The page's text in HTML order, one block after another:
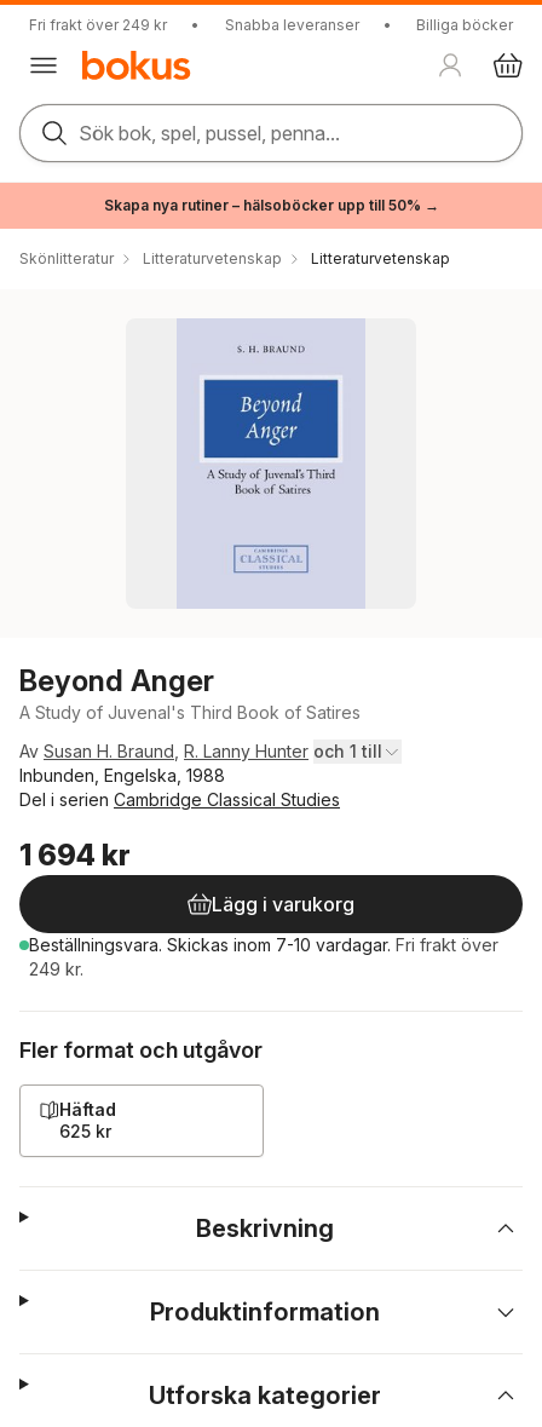
Fri frakt över 249 kr • Snabba leveranser • Billiga böcker
Sök bok, spel, pussel, penna...
Skapa nya rutiner – hälsoböcker upp till 50% →
Skönlitteratur Litteraturvetenskap Litteraturvetenskap
Beyond Anger
A Study of Juvenal's Third Book of Satires
Av Susan H. Braund R. Lanny Hunter och 1 till
Inbunden, Engelska, 1988
Del i serien Cambridge Classical Studies
1 694 kr
Lägg i varukorg
Beställningsvara. Skickas inom 7-10 vardagar. Fri frakt över
249 kr.
Fler format och utgåvor
Häftad
625 kr
Beskrivning
Produktinformation
Utforska kategorier